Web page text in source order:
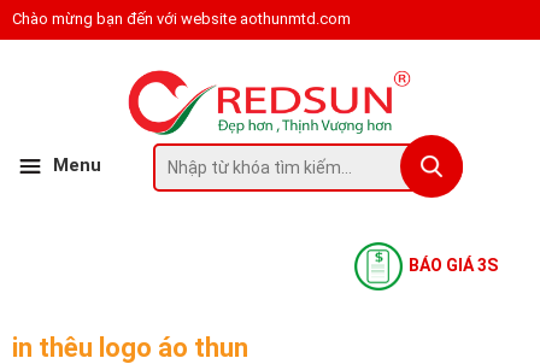
Chào mừng bạn đến với website aothunmtd.com
Menu
BÁO GIÁ 3S
in thêu logo áo thun